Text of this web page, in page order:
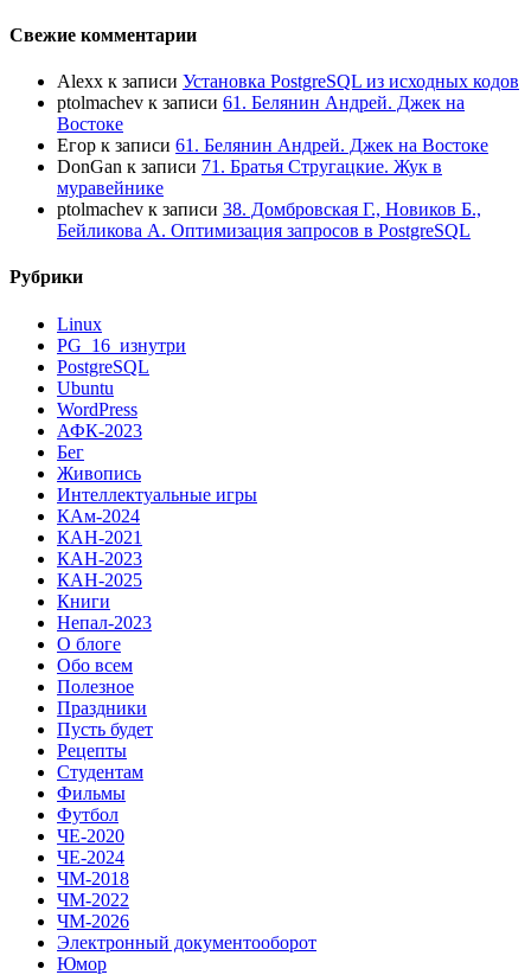
Свежие комментарии
Alexx к записи Установка PostgreSQL из исходных кодов
ptolmachev к записи 61. Белянин Андрей. Джек на
Востоке
Егор к записи 61. Белянин Андрей. Джек на Востоке
DonGan к записи 71. Братья Стругацкие. Жук в
муравейнике
ptolmachev к записи 38. Домбровская Г., Новиков Б.,
Бейликова А. Оптимизация запросов в PostgreSQL
Рубрики
Linux
PG_16_изнутри
PostgreSQL
Ubuntu
WordPress
АФК-2023
Бег
Живопись
Интеллектуальные игры
КАм-2024
КАН-2021
КАН-2023
КАН-2025
Книги
Непал-2023
О блоге
Обо всем
Полезное
Праздники
Пусть будет
Рецепты
Студентам
Фильмы
Футбол
ЧЕ-2020
ЧЕ-2024
ЧМ-2018
ЧМ-2022
ЧМ-2026
Электронный документооборот
Юмор